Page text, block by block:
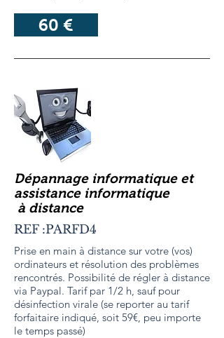
60 €
Dépannage informatique et
assistance informatique
à distance
REF :PARFD4
Prise en main à distance sur votre (vos)
ordinateurs et résolution des problèmes
rencontrés. Possibilité de régler à distance
via Paypal. Tarif par 1/2 h, sauf pour
désinfection virale (se reporter au tarif
forfaitaire indiqué, soit 59€, peu importe
le temps passé)